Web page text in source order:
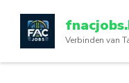
inhoud
(druk
Verbinden van